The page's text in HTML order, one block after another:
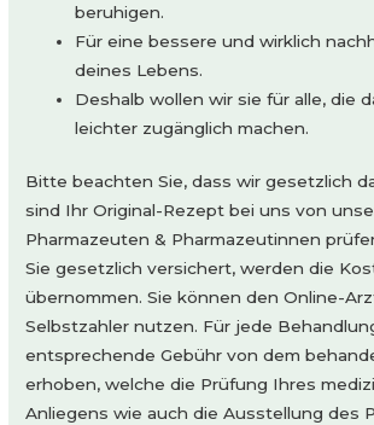
beruhigen.
Für eine bessere und wirklich
deines Lebens.
Deshalb wollen wir sie für alle, die
leichter zugänglich machen.
Bitte beachten Sie, dass wir gesetzlich
sind Ihr Original-Rezept bei uns von
Pharmazeuten & Pharmazeutinnen
Sie gesetzlich versichert, werden die
übernommen. Sie können den Online-
Selbstzahler nutzen. Für jede
entsprechende Gebühr von dem
erhoben, welche die Prüfung Ihres
Anliegens wie auch die Ausstellung des